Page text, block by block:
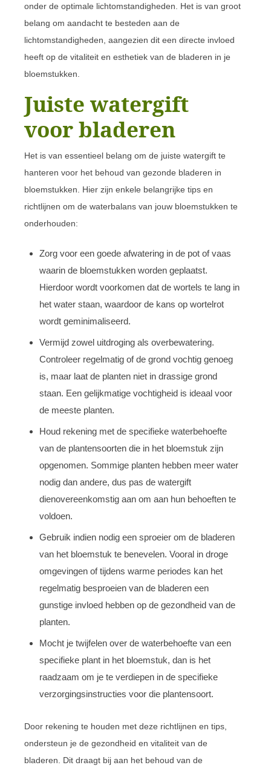
onder de optimale lichtomstandigheden. Het is van groot
belang om aandacht te besteden aan de
lichtomstandigheden, aangezien dit een directe invloed
heeft op de vitaliteit en esthetiek van de bladeren in je
bloemstukken.
Juiste watergift
voor bladeren
Het is van essentieel belang om de juiste watergift te
hanteren voor het behoud van gezonde bladeren in
bloemstukken. Hier zijn enkele belangrijke tips en
richtlijnen om de waterbalans van jouw bloemstukken te
onderhouden:
Zorg voor een goede afwatering in de pot of vaas
waarin de bloemstukken worden geplaatst.
Hierdoor wordt voorkomen dat de wortels te lang in
het water staan, waardoor de kans op wortelrot
wordt geminimaliseerd.
Vermijd zowel uitdroging als overbewatering.
Controleer regelmatig of de grond vochtig genoeg
is, maar laat de planten niet in drassige grond
staan. Een gelijkmatige vochtigheid is ideaal voor
de meeste planten.
Houd rekening met de specifieke waterbehoefte
van de plantensoorten die in het bloemstuk zijn
opgenomen. Sommige planten hebben meer water
nodig dan andere, dus pas de watergift
dienovereenkomstig aan om aan hun behoeften te
voldoen.
Gebruik indien nodig een sproeier om de bladeren
van het bloemstuk te benevelen. Vooral in droge
omgevingen of tijdens warme periodes kan het
regelmatig besproeien van de bladeren een
gunstige invloed hebben op de gezondheid van de
planten.
Mocht je twijfelen over de waterbehoefte van een
specifieke plant in het bloemstuk, dan is het
raadzaam om je te verdiepen in de specifieke
verzorgingsinstructies voor die plantensoort.
Door rekening te houden met deze richtlijnen en tips,
ondersteun je de gezondheid en vitaliteit van de
bladeren. Dit draagt bij aan het behoud van de